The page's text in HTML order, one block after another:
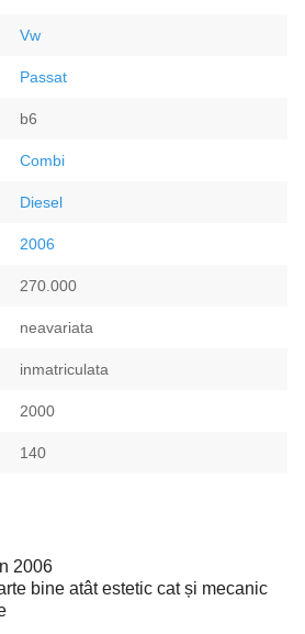
Vw
Passat
b6
Combi
Diesel
2006
270.000
neavariata
inmatriculata
2000
140
2006
bine atât estetic cat și mecanic